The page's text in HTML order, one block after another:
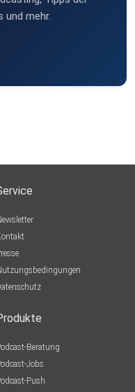
und mehr.
Beratung
Jobs
Push